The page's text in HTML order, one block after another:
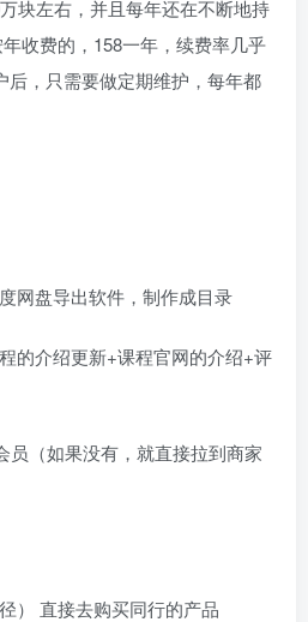
块左右，并且每年还在不断地持
收费的，158一年，续费率几乎
后，只需要做定期维护，每年都
网盘导出软件，制作成目录
的介绍更新+课程官网的介绍+评
员（如果没有，就直接拉到商家
） 直接去购买同行的产品